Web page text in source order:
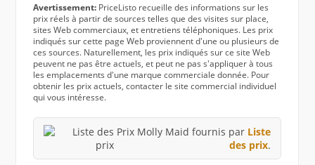
Avertissement:PriceListo recueille des informations sur les
prix réels à partir de sources telles que des visites sur place,
sites Web commerciaux, et entretiens téléphoniques. Les prix
indiqués sur cette page Web proviennent d'une ou plusieurs de
ces sources. Naturellement, les prix indiqués sur ce site Web
peuvent ne pas être actuels, et peut ne pas s'appliquer à tous
les emplacements d'une marque commerciale donnée. Pour
obtenir les prix actuels, contacter le site commercial individuel
qui vous intéresse.
Prix ​​Molly Maid fournis par Liste
des prix.